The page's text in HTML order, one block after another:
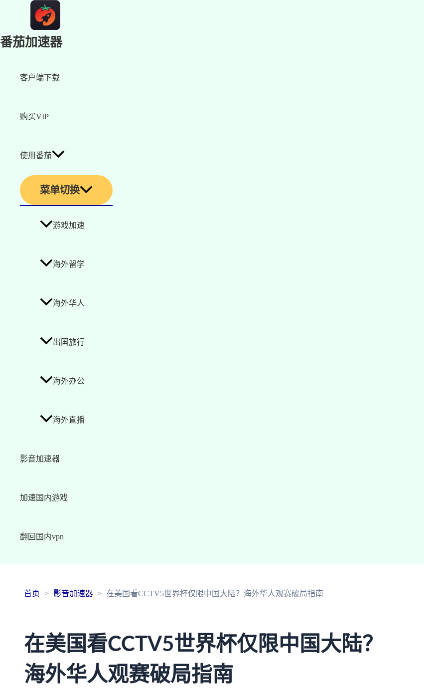
番茄加速器
客户端下载
购买VIP
使用番茄
菜单切换
游戏加速
海外留学
海外华人
出国旅行
海外办公
海外直播
影音加速器
加速国内游戏
翻回国内vpn
首页 影音加速器 在美国看CCTV5世界杯仅限中国大陆？海外华人观赛破局指南
在美国看CCTV5世界杯仅限中国大陆？
海外华人观赛破局指南